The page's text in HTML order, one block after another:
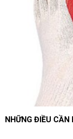
NHỮNG ĐIỀU CẦN